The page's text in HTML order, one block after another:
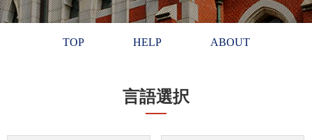
TOP HELP ABOUT
言語選択